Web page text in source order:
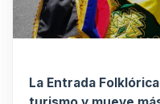
La Entrada